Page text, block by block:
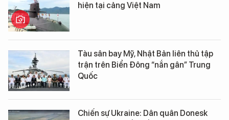
hiện tại cảng Việt Nam
Tàu sân bay Mỹ, Nhật Bản liên thủ tập
trận trên Biển Đông “nắn gân” Trung
Quốc
Chiến sự Ukraine: Dân quân Donesk